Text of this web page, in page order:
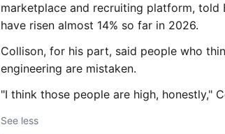
marketplace and recruiting platform, told
have risen almost 14% so far in 2026.
Collison, for his part, said people who
engineering are mistaken.
"I think those people are high, honestly,"
See less